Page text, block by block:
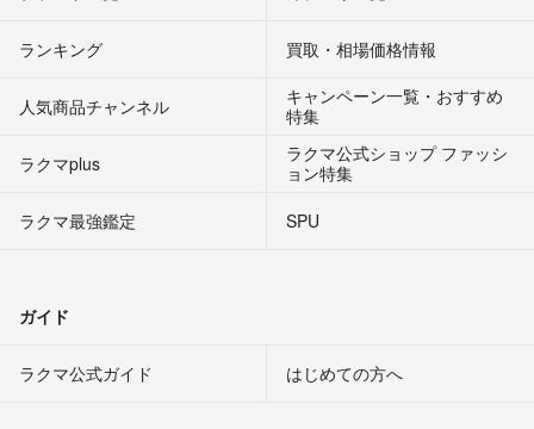
ランキング 買取・相場価格情報
人気商品チャンネル
キャンペーン一覧・おすすめ
特集
ラクマplus
ラクマ公式ショップ ファッシ
ョン特集
ラクマ最強鑑定
SPU
ガイド
ラクマ公式ガイド はじめての方へ